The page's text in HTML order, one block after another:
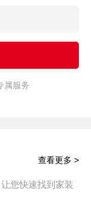
属服务
您快速找到家装
查看更多 >